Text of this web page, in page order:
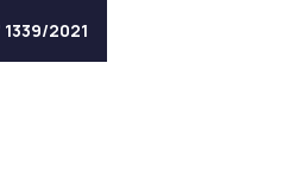
2021